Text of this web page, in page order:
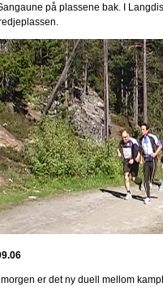
på plassene bak. I
morgen er det ny duell mellom